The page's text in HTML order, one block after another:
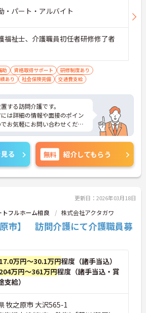
・パート・アルバイト
福祉士、介護職員初任者研修修了者
助 資格取得サポート
研修制度あり
あり
社会保険完備 交通費支給
する訪問介護です。
は詳細の情報や面接のポイン
お気軽にお問い合わせくださ
る 無料 紹介してもらう
更新日：2026年03月18日
フルホーム相良 株式会社アクタガワ
原市】 訪問介護にて介護職員募
17.0万円～30.1万円程度（諸手当込）
204万円～361万円程度（諸手当込・賞
支給）
牧之原市 大沢565-1